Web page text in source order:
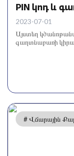
PIN կոդ և
2023-07-01
Այստեղ
գաղտնաբառի
# Վճարային